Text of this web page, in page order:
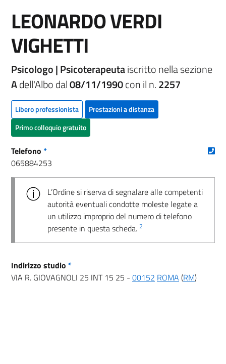
LEONARDO VERDI
VIGHETTI
Psicologo | Psicoterapeutaiscritto nella sezione
Adell'Albo dal08/11/1990con il n.2257
Libero professionista
Prestazioni a distanza
Primo colloquio gratuito
Telefono *
065884253
L’Ordine si riserva di segnalare alle competenti
autorità eventuali condotte moleste legate a
un utilizzo improprio del numero di telefono
presente in questa scheda. 2
Indirizzo studio *
VIA R. GIOVAGNOLI 25 INT 15 25 - 00152 ROMA (RM)